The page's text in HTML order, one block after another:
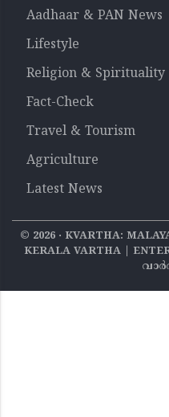
Aadhaar & PAN News
Lifestyle
Religion & Spirituality
Fact-Check
Travel & Tourism
Agriculture
Latest News
© 2026‧ KVARTHA:
KERALA VARTHA |